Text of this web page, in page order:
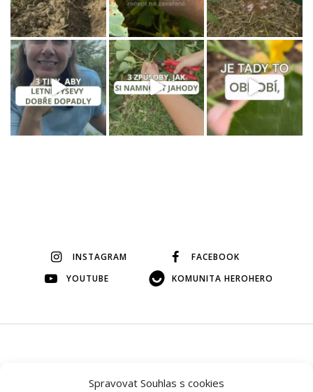
Spravovat Souhlas s cookies
INSTAGRAM
FACEBOOK
YOUTUBE
KOMUNITA HEROHERO
svolení si ho prosím nepůjčujte.